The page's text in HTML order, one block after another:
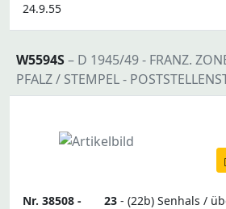
24.9.55
W5594S– D 1945/49 - FRANZ.
PFALZ / STEMPEL -
Nr. 38508 - 23 - (22b) Senhals /